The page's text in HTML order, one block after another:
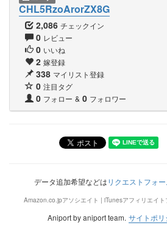
CHL5RzoArorZX8G
2,086 チェックイン
0 レビュー
0 いいね
2 嫁登録
338 マイリスト登録
0 注目タグ
0 フォロー & 0 フォロワー
データ追加希望などはリクエストフォ
Amazon.co.jpアソシエイト | iTunesアフィリエイ
Aniport by aniport team. サイトポリ